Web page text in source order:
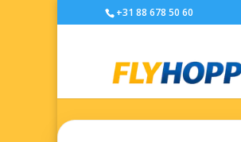
+31 88 678 50 60